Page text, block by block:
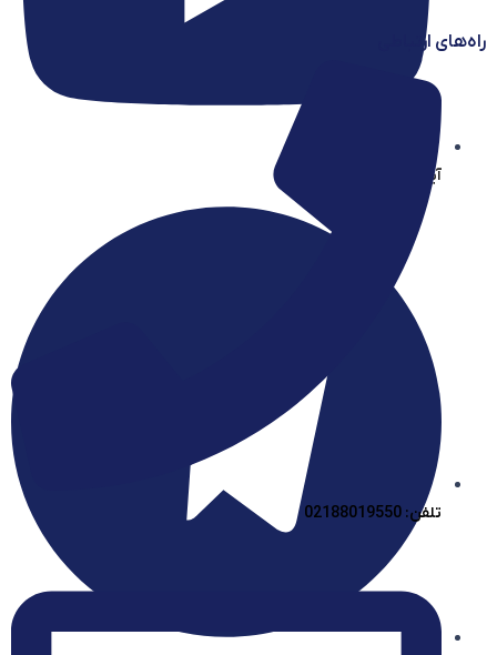
آیساسنتر در یوتیوب
راه‌های ارتباطی
تلفن: 02188019550